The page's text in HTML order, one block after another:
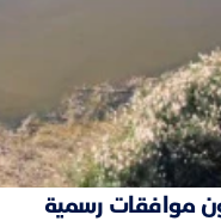
موافقات رسمية